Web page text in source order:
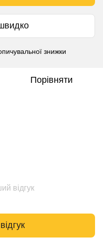
знижки
Порівняти
відгук